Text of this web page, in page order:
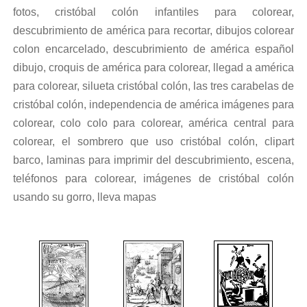
fotos, cristóbal colón infantiles para colorear,
descubrimiento de américa para recortar, dibujos colorear
colon encarcelado, descubrimiento de américa español
dibujo, croquis de américa para colorear, llegad a américa
para colorear, silueta cristóbal colón, las tres carabelas de
cristóbal colón, independencia de américa imágenes para
colorear, colo colo para colorear, américa central para
colorear, el sombrero que uso cristóbal colón, clipart
barco, laminas para imprimir del descubrimiento, escena,
teléfonos para colorear, imágenes de cristóbal colón
usando su gorro, lleva mapas